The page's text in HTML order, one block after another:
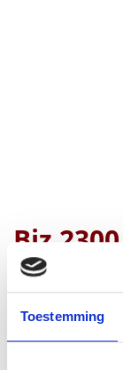
Toestemming
Biz
Fabrikant
Productnummer